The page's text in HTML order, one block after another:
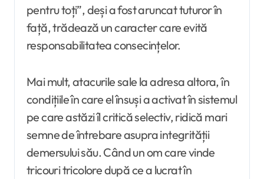
pentru toți”, deși a fost aruncat tuturor în
față, trădează un caracter care evită
responsabilitatea consecințelor.
Mai mult, atacurile sale la adresa altora, în
condițiile în care el însuși a activat în sistemul
pe care astăzi îl critică selectiv, ridică mari
semne de întrebare asupra integrității
demersului său. Când un om care vinde
tricouri tricolore după ce a lucrat în